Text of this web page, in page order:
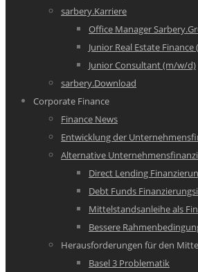
sarbery.Karriere
Office Manager
Junior Real Estate
Junior Consultant (m/w/d)
sarbery.Download
Corporate Finance
Finance News
Entwicklung der
Alternative
Direct Lending
Debt Funds
Mittelstandsanleihe als
Bessere
Herausforderungen für den
Basel 3 Problematik